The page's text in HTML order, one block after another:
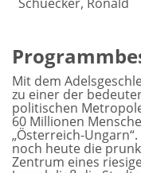
Mit dem
zu einer der
politischen
60 Millionen
„Österreich-
noch heute die
Zentrum eines